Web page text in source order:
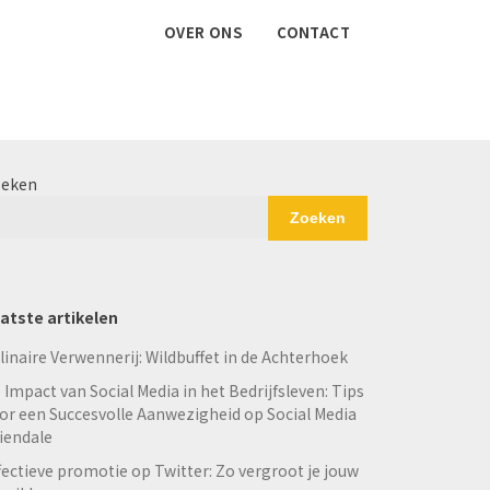
OVER ONS CONTACT
Zoeken
artikelen
Verwennerij: Wildbuffet in de Achterhoek
Impact van Social Media in het Bedrijfsleven: Tips
een Succesvolle Aanwezigheid op Social Media
promotie op Twitter: Zo vergroot je jouw